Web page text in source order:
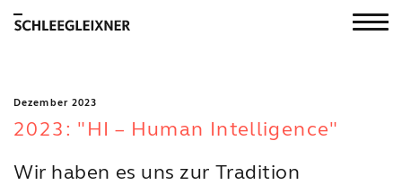
Dezember 2023
2023: "HI – Human Intelligence"
Wir haben es uns zur Tradition